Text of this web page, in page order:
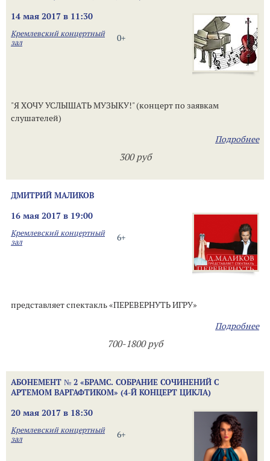
14 мая 2017 в 11:30
0+
Кремлевский концертный
зал
"Я ХОЧУ УСЛЫШАТЬ МУЗЫКУ!" (концерт по заявкам
слушателей)
Подробнее
300 руб
ДМИТРИЙ МАЛИКОВ
16 мая 2017 в 19:00
6+
Кремлевский концертный
зал
представляет спектакль «ПЕРЕВЕРНУТЬ ИГРУ»
Подробнее
700-1800 руб
АБОНЕМЕНТ № 2 «БРАМС. СОБРАНИЕ СОЧИНЕНИЙ С
АРТЕМОМ ВАРГАФТИКОМ» (4-Й КОНЦЕРТ ЦИКЛА)
20 мая 2017 в 18:30
6+
Кремлевский концертный
зал